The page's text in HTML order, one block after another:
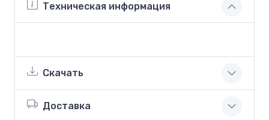
Техническая информация
Скачать
Доставка